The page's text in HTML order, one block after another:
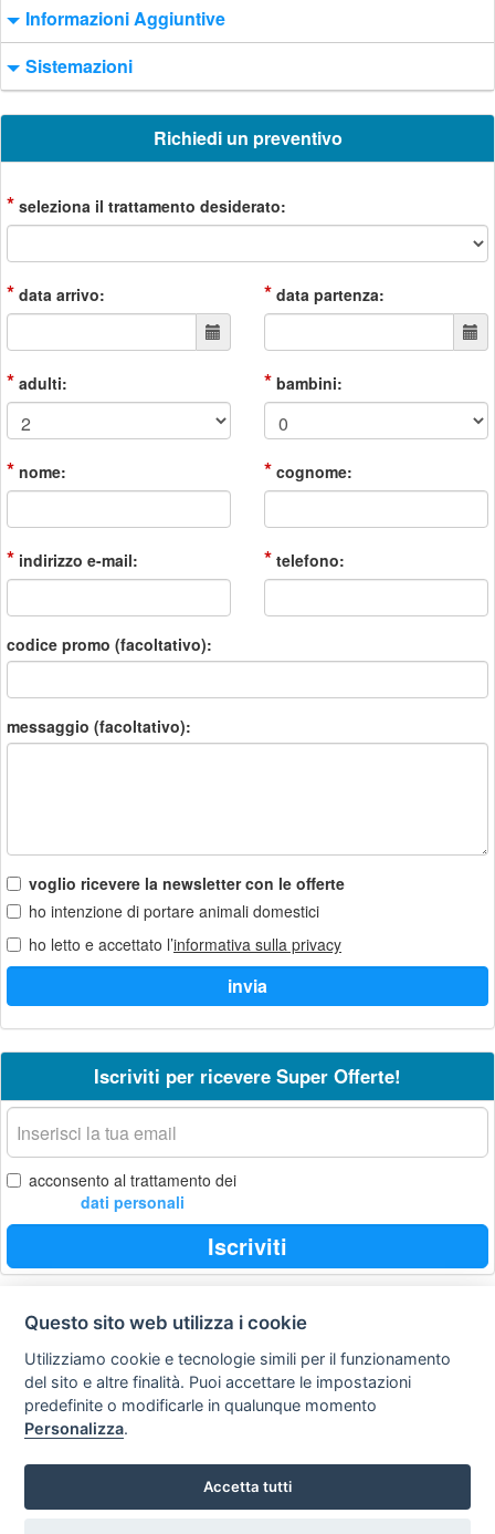
Informazioni Aggiuntive
Sistemazioni
Richiedi un preventivo
* seleziona il trattamento desiderato:
* data arrivo: * data partenza:
* adulti: * bambini:
* nome: * cognome:
* indirizzo e-mail: * telefono:
codice promo (facoltativo):
messaggio (facoltativo):
voglio ricevere la newsletter con le offerte
ho intenzione di portare animali domestici
ho letto e accettato l’informativa sulla privacy
Iscriviti per ricevere Super Offerte!
La
tua
email
acconsento al trattamento dei
dati personali
Iscriviti
Privacy
policy
Avviso
legale
Preferenze cookie
Copyright © 2008
SVILUPPO TURISMO ITALIA S.r.L. unipersonale
P.IVA: 01665350433 - R.E.A. FM-195884 Via A. Costa, 2
Questo sito web utilizza i cookie
Utilizziamo cookie e tecnologie simili per il funzionamento
del sito e altre finalità. Puoi accettare le impostazioni
predefinite o modificarle in qualunque momento
Personalizza.
Accetta tutti